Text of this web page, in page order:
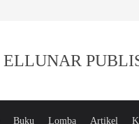
ELLUNAR
Buku Lomba Artikel